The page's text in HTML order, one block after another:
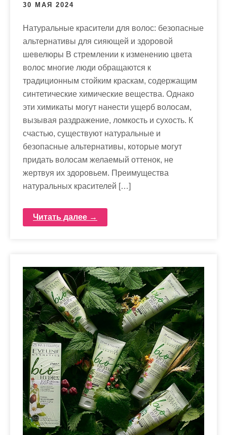
30 МАЯ 2024
Натуральные красители для волос: безопасные
альтернативы для сияющей и здоровой
шевелюры В стремлении к изменению цвета
волос многие люди обращаются к
традиционным стойким краскам, содержащим
синтетические химические вещества. Однако
эти химикаты могут нанести ущерб волосам,
вызывая раздражение, ломкость и сухость. К
счастью, существуют натуральные и
безопасные альтернативы, которые могут
придать волосам желаемый оттенок, не
жертвуя их здоровьем. Преимущества
натуральных красителей […]
Читать далее →